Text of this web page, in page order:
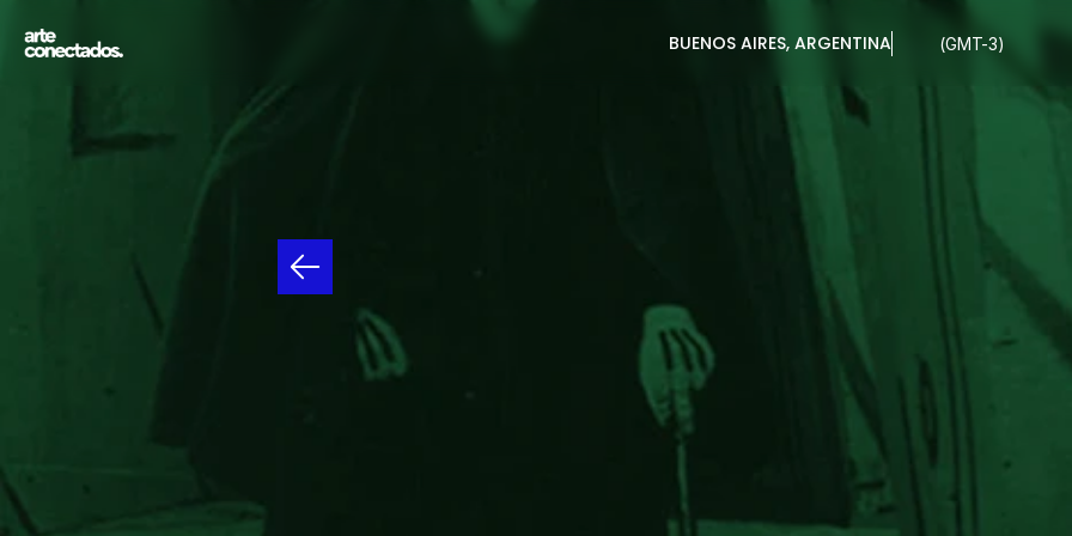
BUENOS AIRES, ARGENTINA (GMT-3)
ELGABINETE DEL
CALIGARI -
MÚSICA